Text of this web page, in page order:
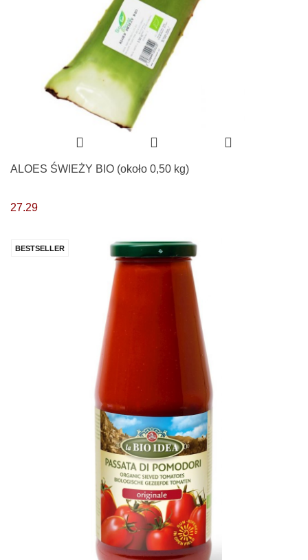
ALOES ŚWIEŻY BIO (około 0,50 kg)
27.29
BESTSELLER